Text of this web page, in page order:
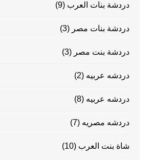
دردشة بنات العرب (9)
دردشة بنات مصر (3)
دردشة بنت مصر (3)
دردشه عربيه (2)
دردشه عربيه (8)
دردشه مصريه (7)
شاة بنت العرب (10)